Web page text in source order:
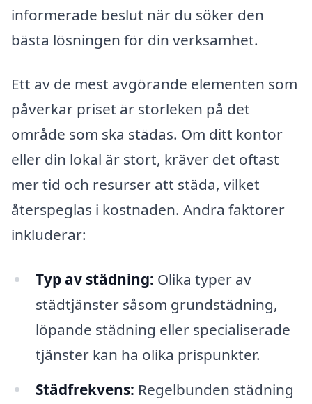
informerade beslut när du söker den
bästa lösningen för din verksamhet.
Ett av de mest avgörande elementen som
påverkar priset är storleken på det
område som ska städas. Om ditt kontor
eller din lokal är stort, kräver det oftast
mer tid och resurser att städa, vilket
återspeglas i kostnaden. Andra faktorer
inkluderar:
Typ av städning: Olika typer av
städtjänster såsom grundstädning,
löpande städning eller specialiserade
tjänster kan ha olika prispunkter.
Städfrekvens: Regelbunden städning